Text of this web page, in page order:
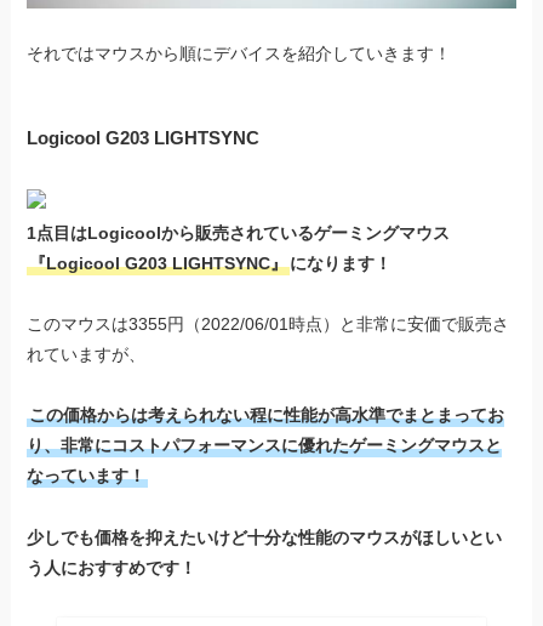
それではマウスから順にデバイスを紹介していきます！
Logicool G203 LIGHTSYNC
1点目はLogicoolから販売されているゲーミングマウス
『Logicool G203 LIGHTSYNC』になります！
このマウスは3355円（2022/06/01時点）と非常に安価で販売さ
れていますが、
この価格からは考えられない程に性能が高水準でまとまってお
り、非常にコストパフォーマンスに優れたゲーミングマウスと
なっています！
少しでも価格を抑えたいけど十分な性能のマウスがほしいとい
う人におすすめです！